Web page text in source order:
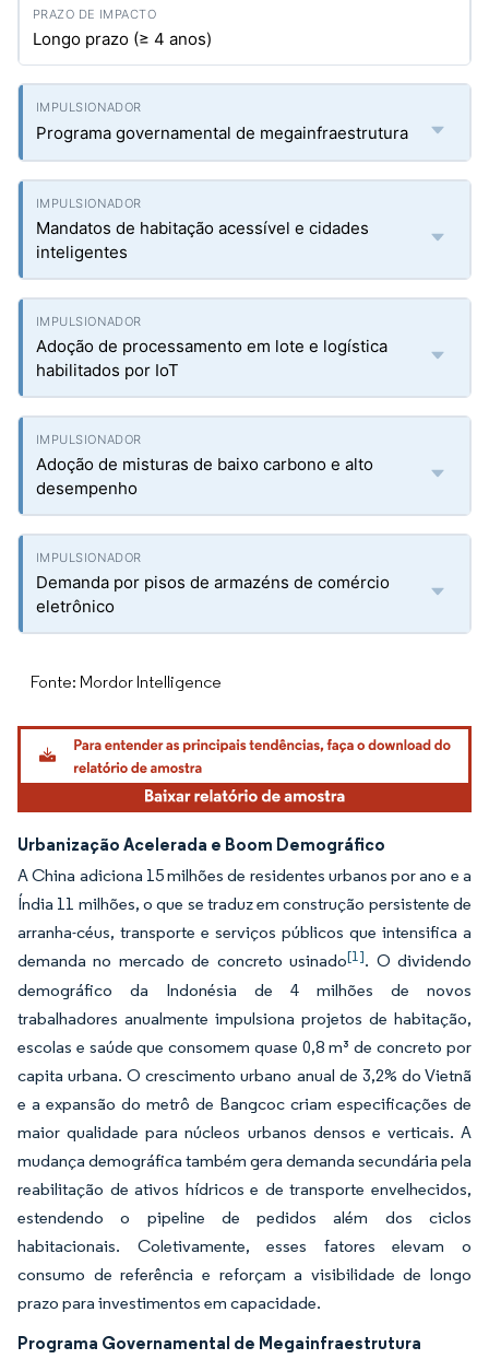
Longo prazo (≥ 4 anos)
Programa governamental de megainfraestrutura
Mandatos de habitação acessível e cidades
inteligentes
Adoção de processamento em lote e logística
habilitados por IoT
Adoção de misturas de baixo carbono e alto
desempenho
Demanda por pisos de armazéns de comércio
eletrônico
Fonte: Mordor Intelligence
Urbanização Acelerada e Boom Demográfico
A China adiciona 15 milhões de residentes urbanos por ano e a
Índia 11 milhões, o que se traduz em construção persistente de
arranha-céus, transporte e serviços públicos que intensifica a
demanda no mercado de concreto usinado[1]. O dividendo
demográfico da Indonésia de 4 milhões de novos
trabalhadores anualmente impulsiona projetos de habitação,
escolas e saúde que consomem quase 0,8 m³ de concreto por
capita urbana. O crescimento urbano anual de 3,2% do Vietnã
e a expansão do metrô de Bangcoc criam especificações de
maior qualidade para núcleos urbanos densos e verticais. A
mudança demográfica também gera demanda secundária pela
reabilitação de ativos hídricos e de transporte envelhecidos,
estendendo o pipeline de pedidos além dos ciclos
habitacionais. Coletivamente, esses fatores elevam o
consumo de referência e reforçam a visibilidade de longo
prazo para investimentos em capacidade.
Programa Governamental de Megainfraestrutura